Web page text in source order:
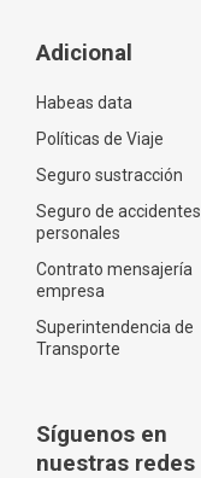
Adicional
Habeas data
Políticas de Viaje
Seguro sustracción
Seguro de accidentes
personales
Contrato mensajería
empresa
Superintendencia de
Transporte
Síguenos en
nuestras redes